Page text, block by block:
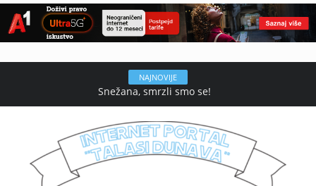
NAJNOVIJE
Snežana, smrzli smo se!